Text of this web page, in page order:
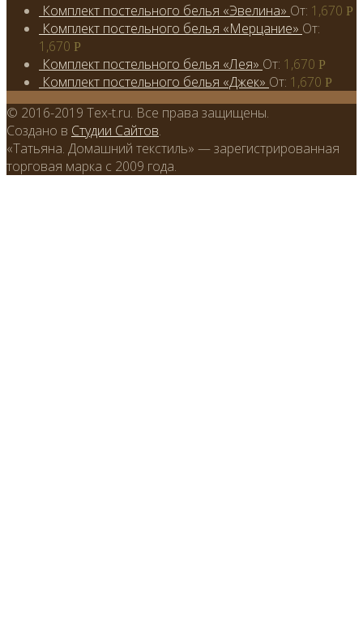
Комплект постельного белья «Эвелина» От: 1,670 Р
Комплект постельного белья «Мерцание» От:
1,670 Р
Комплект постельного белья «Лея» От: 1,670 Р
Комплект постельного белья «Джек» От: 1,670 Р
© 2016-2019 Tex-t.ru. Все права защищены.
Создано в Студии Сайтов.
«Татьяна. Домашний текстиль» — зарегистрированная
торговая марка с 2009 года.